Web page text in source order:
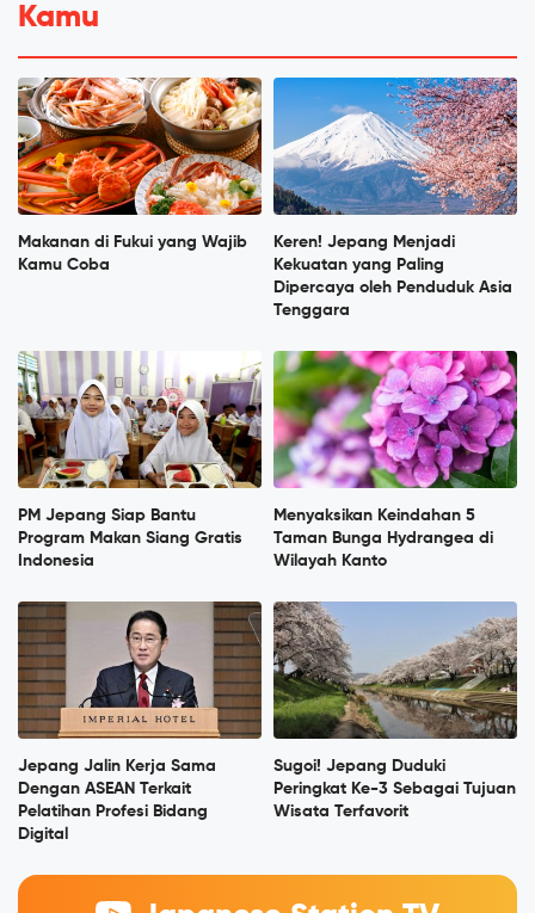
Kamu
Makanan di Fukui yang Wajib
Kamu Coba
Keren! Jepang Menjadi
Kekuatan yang Paling
Dipercaya oleh Penduduk Asia
Tenggara
PM Jepang Siap Bantu
Program Makan Siang Gratis
Indonesia
Menyaksikan Keindahan 5
Taman Bunga Hydrangea di
Wilayah Kanto
Jepang Jalin Kerja Sama
Dengan ASEAN Terkait
Pelatihan Profesi Bidang
Digital
Sugoi! Jepang Duduki
Peringkat Ke-3 Sebagai Tujuan
Wisata Terfavorit